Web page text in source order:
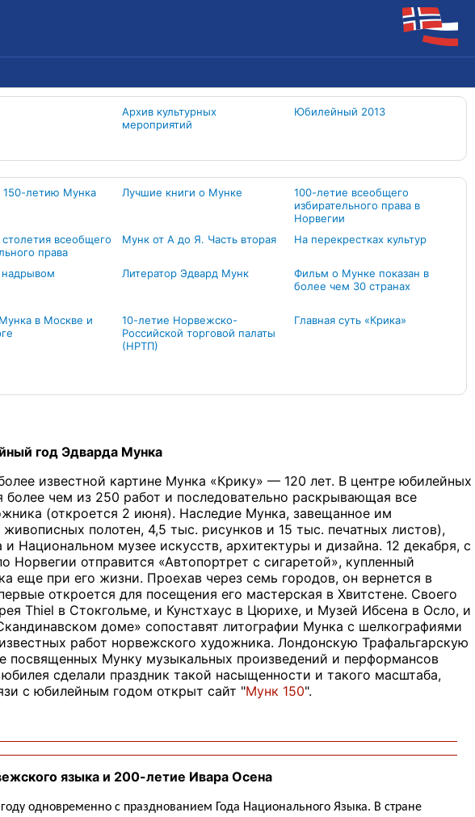
Архив культурных
мероприятий
Юбилейный 2013
150-летию Мунка Лучшие книги о Мунке
100-летие всеобщего
избирательного права в
Норвегии
всеобщего
права
Мунк от А до Я. Часть вторая На перекрестках культур
Литератор Эдвард Мунк
Фильм о Мунке показан в
более чем 30 странах
в Москве и
10-летие Норвежско-
Российской торговой палаты
(НРТП)
Главная суть «Крика»
год Эдварда Мунка
известной картине Мунка «Крику» — 120 лет. В центре юбилейных
чем из 250 работ и последовательно раскрывающая все
(откроется 2 июня). Наследие Мунка, завещанное им
полотен, 4,5 тыс. рисунков и 15 тыс. печатных листов),
Национальном музее искусств, архитектуры и дизайна. 12 декабря, с
Норвегии отправится «Автопортрет с сигаретой», купленный
еще при его жизни. Проехав через семь городов, он вернется в
откроется для посещения его мастерская в Хвитстене. Своего
Thiel в Стокгольме, и Кунстхаус в Цюрихе, и Музей Ибсена в Осло, и
доме» сопоставят литографии Мунка с шелкографиями
работ норвежского художника. Лондонскую Трафальгарскую
посвященных Мунку музыкальных произведений и перформансов
сделали праздник такой насыщенности и такого масштаба,
с юбилейным годом открыт сайт "Мунк 150".
языка и 200-летие Ивара Осена
одновременно с празднованием Года Национального Языка. В стране